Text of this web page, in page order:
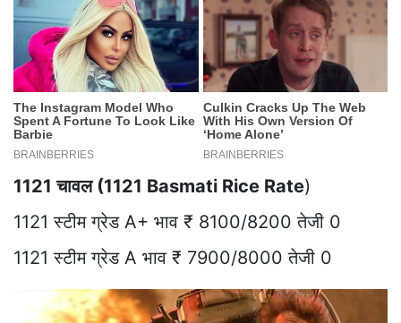
1121 चावल (1121 Basmati Rice Rate)
1121 स्टीम ग्रेड A+ भाव ₹ 8100/8200 तेजी 0
1121 स्टीम ग्रेड A भाव ₹ 7900/8000 तेजी 0